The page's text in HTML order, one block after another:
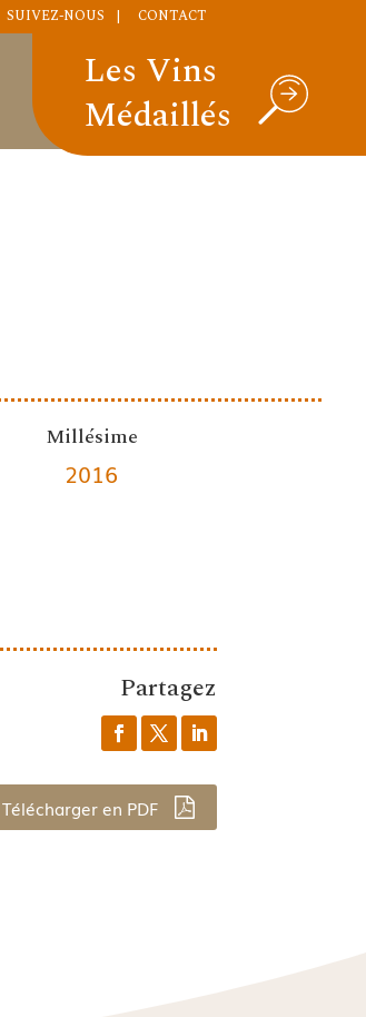
SUIVEZ-NOUS CONTACT
Les Vins
Médaillés
Millésime
2016
Partagez
Télécharger en PDF